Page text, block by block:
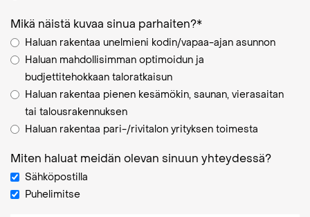
Mikä näistä kuvaa sinua parhaiten?*
Haluan rakentaa unelmieni kodin/vapaa-ajan asunnon
Haluan mahdollisimman optimoidun ja
budjettitehokkaan taloratkaisun
Haluan rakentaa pienen kesämökin, saunan, vierasaitan
tai talousrakennuksen
Haluan rakentaa pari-/rivitalon yrityksen toimesta
Miten haluat meidän olevan sinuun yhteydessä?
Sähköpostilla
Puhelimitse